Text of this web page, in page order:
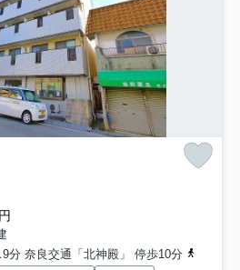
分 奈良交通「北神殿」 停歩10分